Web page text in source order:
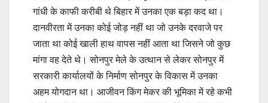
गांधी के काफी करीबी थे बिहार में उनका एक बड़ा कद था।
दानवीरता में उनका कोई जोड़ नहीं था जो उनके दरवाजे पर
जाता था कोई खाली हाथ वापस नहीं आता था जिसने जो कुछ
मांगा वह देते थे। सोनपुर मेले के उत्थान से लेकर सोनपुर में
सरकारी कार्यालयों के निर्माण सोनपुर के विकास में उनका
अहम योगदान था। आजीवन किंग मेकर की भूमिका में रहे कभी